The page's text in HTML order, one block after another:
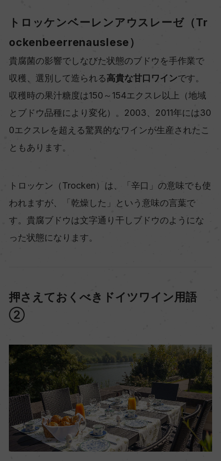
トロッケンベーレンアウスレーゼ（Tr
ockenbeerrenauslese）
貴腐菌の影響でしなびた状態のブドウを手作業で
収穫、選別して造られる高貴な甘口ワインです。
収穫時の果汁糖度は150～154エクスレ以上（地域
とブドウ品種により変化）。2003、2011年には30
0エクスレを超える驚異的なワインが生産されたこ
ともあります。
トロッケン（Trocken）は、「辛口」の意味でも使
われますが、「乾燥した」という意味の言葉で
す。貴腐ブドウは文字通り干しブドウのようにな
った状態になります。
押さえておくべきドイツワイン用語
②